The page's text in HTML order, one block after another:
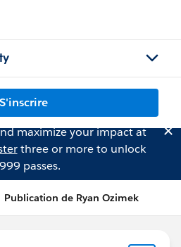
S'inscrire
maximize your impact at
three or more to unlock
passes.
Publication de Ryan Ozimek